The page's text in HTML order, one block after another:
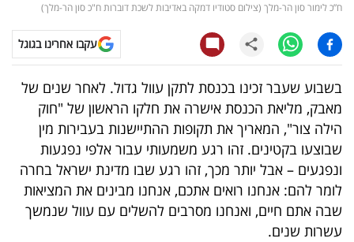
עסקי
ספורט
קריירה
ולימודים
מינויים
רייטינג
ח”כ לימור סון הר-מלך (צילום סטודיו דמקה באדיבות לשכת דוברות ח"כ סון הר-מלך)
עקבו אחרינו בגוגל
בשבוע שעבר זכינו בכנסת לתקן עוול גדול. לאחר שנים של
מאבק, מליאת הכנסת אישרה את חלקו הראשון של "חוק
הילה צור", המאריך את תקופות ההתיישנות בעבירות מין
שבוצעו בקטינים. זהו רגע משמעותי עבור אלפי נפגעות
ונפגעים – אבל יותר מכך, זהו רגע שבו מדינת ישראל בחרה
לומר להם: אנחנו רואים אתכם, אנחנו מבינים את המציאות
שבה אתם חיים, ואנחנו מסרבים להשלים עם עוול שנמשך
עשרות שנים.